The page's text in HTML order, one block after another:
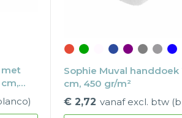
met
Sophie Muval handdoek
cm, 450 gr/m²
€ 2,72 vanaf excl. btw